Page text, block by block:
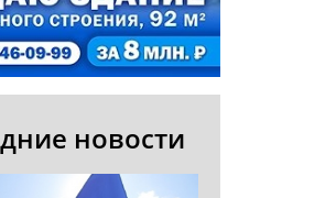
новости